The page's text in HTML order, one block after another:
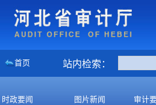
首页 站内检索：
时政要闻 图片新闻 审计